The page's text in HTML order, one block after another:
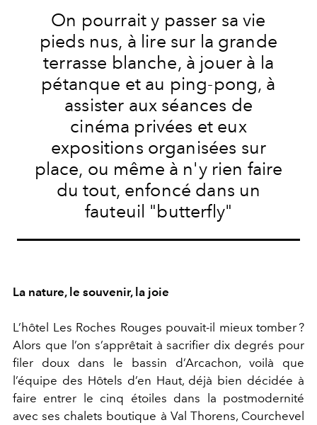
On pourrait y passer sa vie
pieds nus, à lire sur la grande
terrasse blanche, à jouer à la
pétanque et au ping-pong, à
assister aux séances de
cinéma privées et eux
expositions organisées sur
place, ou même à n'y rien faire
du tout, enfoncé dans un
fauteuil "butterfly"
La nature, le souvenir, la joie
L’hôtel Les Roches Rouges pouvait-il mieux tomber ?
Alors que l’on s’apprêtait à sacrifier dix degrés pour
filer doux dans le bassin d’Arcachon, voilà que
l’équipe des Hôtels d’en Haut, déjà bien décidée à
faire entrer le cinq étoiles dans la postmodernité
avec ses chalets boutique à Val Thorens, Courchevel